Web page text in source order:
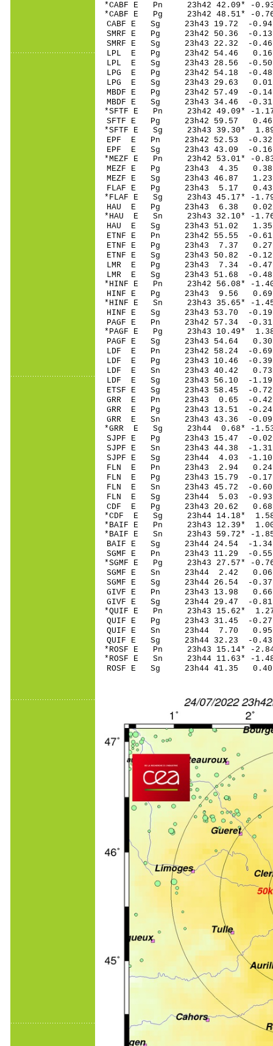
*CABF E Pn 23h42
*CABF E Pg 23h42
CABF E Sg 23h43 19.72 -
SMRF E Pg 23h42
SMRF E Sg 23h43 22.32
LPL E Pg 23h42
LPL E Sg 23h43 28.56 -
LPG E Pg 23h42
LPG E Sg 23h43 29.63
MBDF E Pg 23h42
MBDF E Sg 23h43 34.46
*SFTF E Pn 23h42
SFTF E Pg 23h42
*SFTF E Sg 23h43
EPF E Pn 23h42
EPF E Sg 23h43 43.09 -
*MEZF E Pn 23h42
MEZF E Pg 23h43
MEZF E Sg 23h43 46.87
FLAF E Pg 23h43
*FLAF E Sg 23h43 45.17*
HAU E Pg 23h43
*HAU E Sn 23h43
HAU E Sg 23h43 51.02
ETNF E Pn 23h42
ETNF E Pg 23h43
ETNF E Sg 23h43 50.82
LMR E Pg 23h43
LMR E Sg 23h43 51.68 -
*HINF E Pn 23h42
HINF E Pg 23h43
*HINF E Sn 23h43
HINF E Sg 23h43 53.70
PAGF E Pn 23h42
*PAGF E Pg 23h43
PAGF E Sg 23h43
LDF E Pn 23h42
LDF E Pg 23h43
LDF E Sn 23h43
LDF E Sg 23h43 56.10 -
ETSF E Sg 23h43 58.45
GRR E Pn 23h43
GRR E Pg 23h43
GRR E Sn 23h43
*GRR E Sg 23h44 0.68*
SJPF E Pg 23h43
SJPF E Sn 23h43
SJPF E Sg 23h44 4.03 -
FLN E Pn 23h43
FLN E Pg 23h43
FLN E Sn 23h43
FLN E Sg 23h44 5.03 -
CDF E Pg 23h43
*CDF E Sg 23h44
*BAIF E Pn 23h43
*BAIF E Sn 23h43
BAIF E Sg 23h44 24.54
SGMF E Pn 23h43
*SGMF E Pg 23h43
SGMF E Sn 23h44
SGMF E Sg 23h44 26.54
GIVF E Pn 23h43
GIVF E Sg 23h44 29.47
*QUIF E Pn 23h43
QUIF E Pg 23h43
QUIF E Sn 23h44
QUIF E Sg 23h44 32.23
*ROSF E Pn 23h43
*ROSF E Sn 23h44
ROSF E Sg 23h44 41.35